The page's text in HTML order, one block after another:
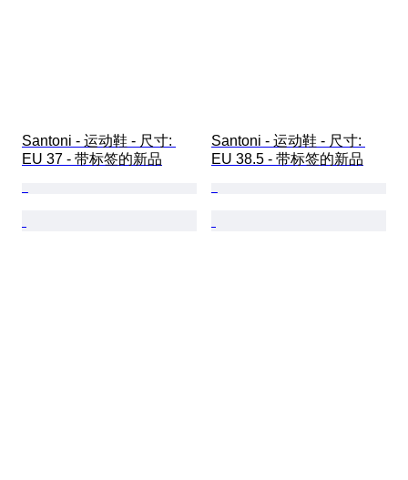
Santoni - 运动鞋 - 尺寸:
EU 37 - 带标签的新品
Santoni - 运动鞋 - 尺寸:
EU 38.5 - 带标签的新品